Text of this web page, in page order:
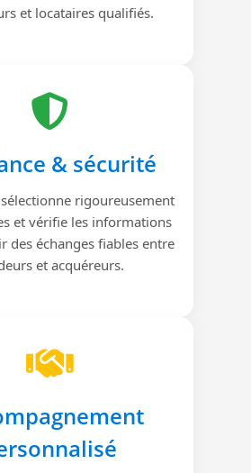
et locataires qualifiés.
& sécurité
rigoureusement
et vérifie les informations
des échanges fiables entre
et acquéreurs.